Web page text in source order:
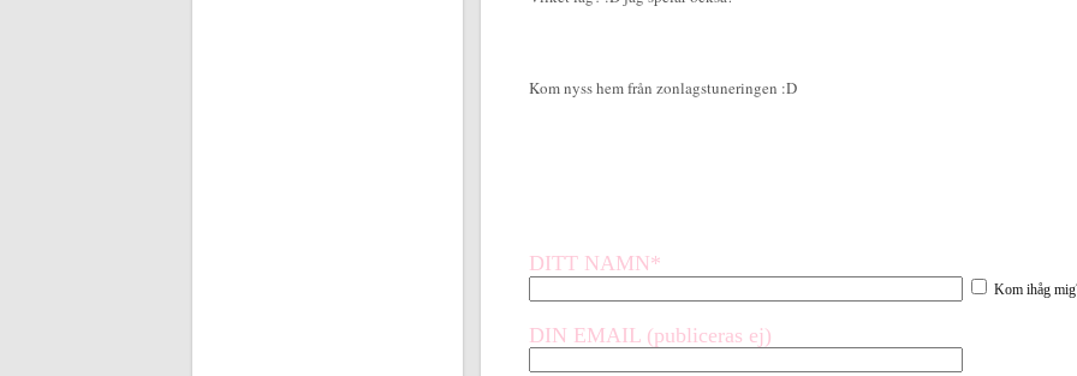
Kom nyss hem från zonlagstuneringen :D
DITT NAMN*
Kom ihåg
DIN EMAIL (publiceras ej)